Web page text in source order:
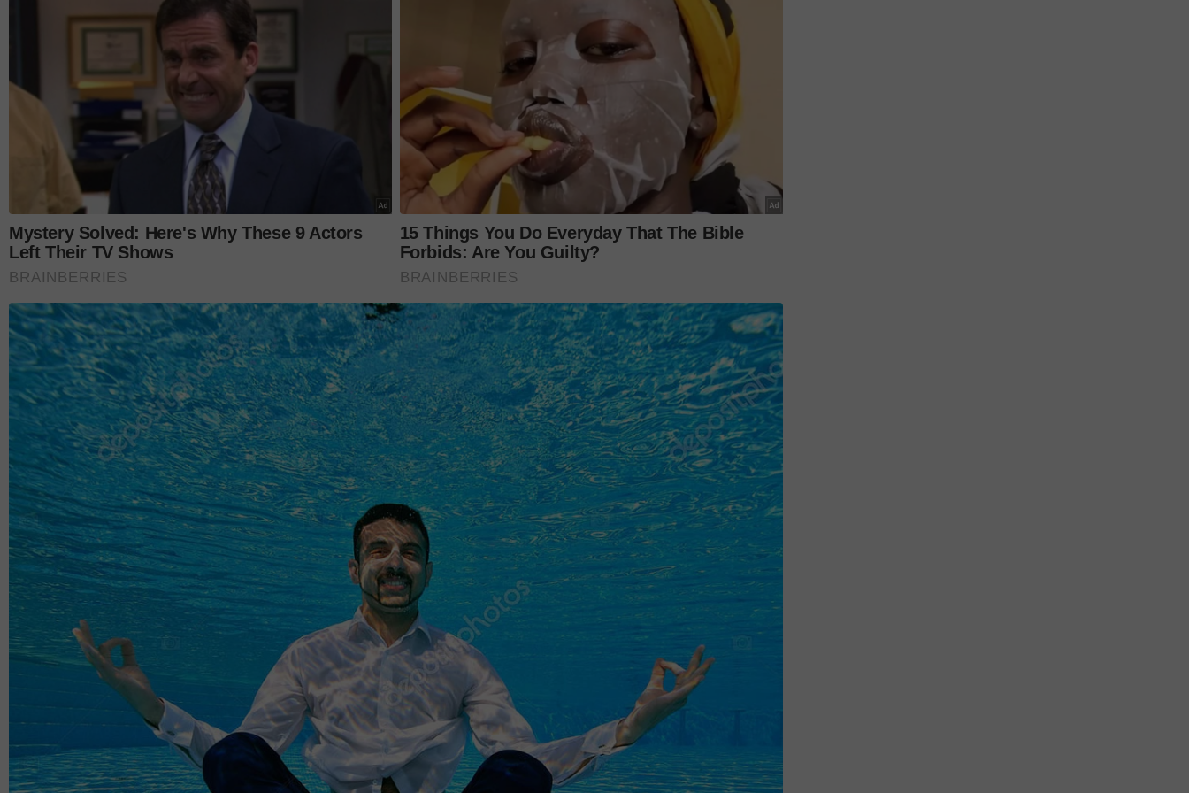
Mengulas lanjut, Ashraf menegaskan keputusan drastik itu adalah selaras dengan
penguatkuasaan prinsip'you touch, you go!'
yang menjadi pegangan disiplin di institusi
pendidikan di bawah seliaannya.
"Saya selalu tekankan,you touch, you go!Amaran ini berkali-kali telah saya berikan kepada
semua pelajar-pelajar. Kalau ada saja perbuatan buli, kalian tiada tempat di MRSM!
"Buat pelajar-pelajar, jangan takut untuk melaporkan perbuatan buli. Jangan mengambil
tindakan keluar daripada MRSM kerana tidak tahan dengan buli.
Artikel Berkaitan:
MRSM guna warden sepenuh masa, guru fokus mengajar. 'Bekas anggota
beruniform dipilih dengan ketat'
Rita Rudaini turun padang sokong program CSR pelajar MRSM Sungai Besar -
'Anak- anak belajar lebih empati & berkongsi rezeki'
"Perbuatan ini harus kita kekang dan harus kita laporkan kepada pihak pentadbir MRSM.
Kalau ada sebarang bentuk tindakan untuk menyorokkan perbuatan ini, pasti pihak MARA